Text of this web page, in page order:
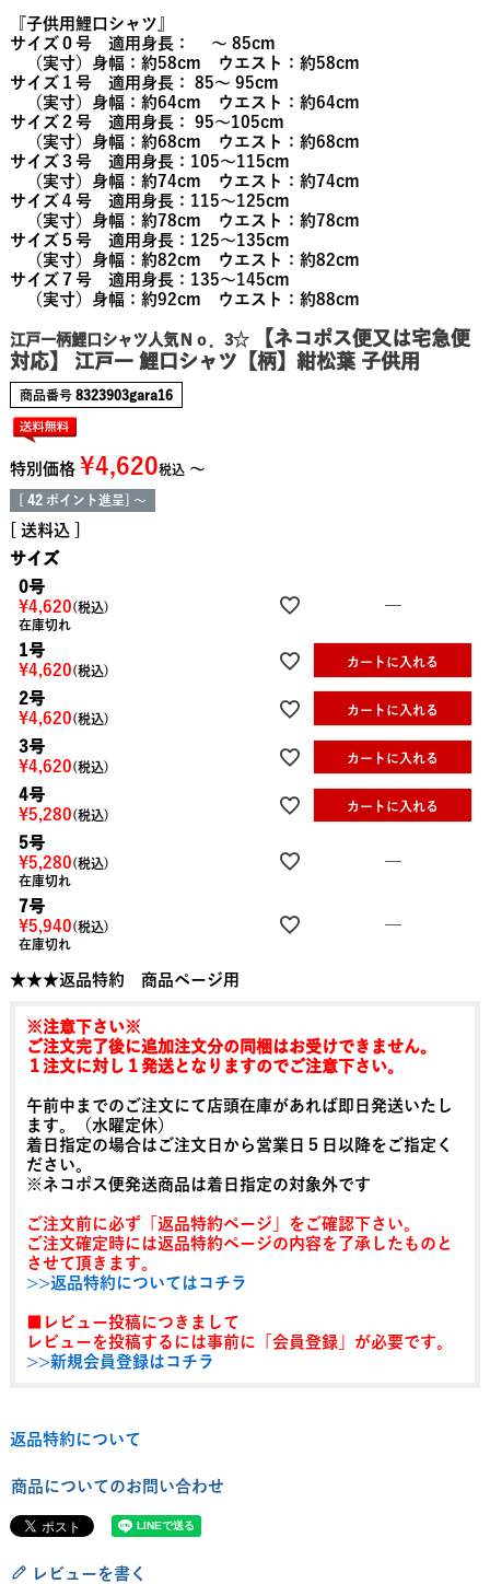
『子供用鯉口シャツ』
サイズ０号 適用身長： ～ 85cm
（実寸）身幅：約58cm ウエスト：約58cm
サイズ１号 適用身長： 85～ 95cm
（実寸）身幅：約64cm ウエスト：約64cm
サイズ２号 適用身長： 95～105cm
（実寸）身幅：約68cm ウエスト：約68cm
サイズ３号 適用身長：105～115cm
（実寸）身幅：約74cm ウエスト：約74cm
サイズ４号 適用身長：115～125cm
（実寸）身幅：約78cm ウエスト：約78cm
サイズ５号 適用身長：125～135cm
（実寸）身幅：約82cm ウエスト：約82cm
サイズ７号 適用身長：135～145cm
（実寸）身幅：約92cm ウエスト：約88cm
江戸一柄鯉口シャツ人気Ｎｏ．3☆
【ネコポス便又は宅急便
対応】 江戸一 鯉口シャツ【柄】紺松葉 子供用
商品番号 8323903gara16
特別価格 ¥4,620税込 〜
42 ポイント進呈] 〜
送料込
サイズ
0号
¥4,620 税込
在庫切れ
—
1号
¥4,620 税込
カートに入れる
2号
¥4,620 税込
カートに入れる
3号
¥4,620 税込
カートに入れる
4号
¥5,280 税込
カートに入れる
5号
¥5,280 税込
在庫切れ
—
7号
¥5,940 税込
在庫切れ
—
★★★返品特約 商品ページ用
※注意下さい※
ご注文完了後に追加注文分の同梱はお受けできません。
１注文に対し１発送となりますのでご注意下さい。
午前中までのご注文にて店頭在庫があれば即日発送いたし
ます。（水曜定休）
着日指定の場合はご注文日から営業日５日以降をご指定く
ださい。
※ネコポス便発送商品は着日指定の対象外です
ご注文前に必ず「返品特約ページ」をご確認下さい。
ご注文確定時には返品特約ページの内容を了承したものと
させて頂きます。
>>返品特約についてはコチラ
■レビュー投稿につきまして
レビューを投稿するには事前に「会員登録」が必要です。
>>新規会員登録はコチラ
返品特約について
商品についてのお問い合わせ
レビューを書く